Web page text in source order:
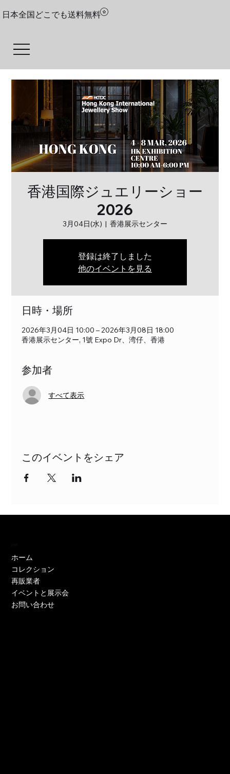
日本全国どこでも送料無料
香港国際ジュエリーショー
2026
3月04日(水)
  |
香港展示センター
登録は終了しました
他のイベントを見る
日時・場所
2026年3月04日 10:00 – 2026年3月08日 18:00
香港展示センター, 1號 Expo Dr、湾仔、香港
参加者
すべて表示
このイベントをシェア
ホーム
コレクション
再販業者
イベントと展示会
お問い合わせ